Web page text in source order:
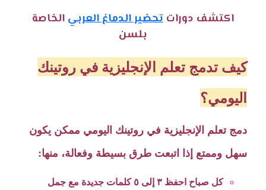
اكتشف دورات تحضير الدماغ العربي الخاصة
بلسن
كيف تدمج تعلم الإنجليزية في روتينك
اليومي؟
دمج تعلم الإنجليزية في روتينك اليومي ممكن يكون
سهل وممتع إذا اتبعت طرق بسيطة وفعالة، منها:
كل صباح احفظ ٣ إلى ٥ كلمات جديدة مع جمل